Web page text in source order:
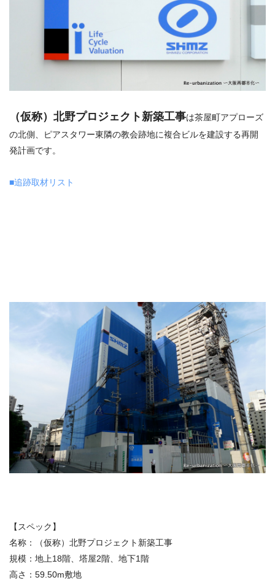
（仮称）北野プロジェクト新築工事は茶屋町アプローズ
の北側、ピアスタワー東隣の教会跡地に複合ビルを建設する再開
発計画です。
■追跡取材リスト
【スペック】
名称：（仮称）北野プロジェクト新築工事
規模：地上18階、塔屋2階、地下1階
高さ：59.50m敷地